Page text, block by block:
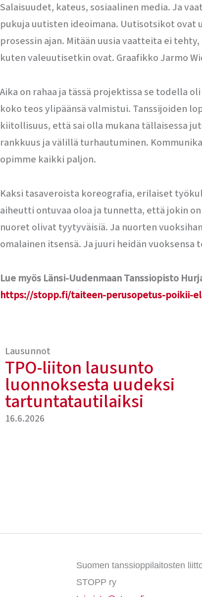
Salaisuudet, kateus, sosiaalinen media. Ja
pukuja uutisten ideoimana. Uutisotsikot ovat
prosessin ajan. Mitään uusia vaatteita ei
kuten valeuutisetkin ovat. Graafikko Jarmo
Aika on rahaa ja tässä projektissa se todella
koko teos ylipäänsä valmistui. Tanssijoiden
kiitollisuus, että sai olla mukana tällaisessa
rankkuus ja välillä turhautuminen.
opimme kaikki paljon.
Kaksi tasaveroista koreografia, erilaiset
aiheutti ontuvaa oloa ja tunnetta, että jokin
nuoret olivat tyytyväisiä. Ja nuorten
omalainen itsensä. Ja juuri heidän
Lue myös Länsi-Uudenmaan Tanssiopisto
https://stopp.fi/taiteen-perusopetus-poikii-
Lausunnot
TPO-liiton lausunto
luonnoksesta uudeksi
tartuntatautilaiksi
16.6.2026
Suomen tanssioppilaitosten
STOPP ry